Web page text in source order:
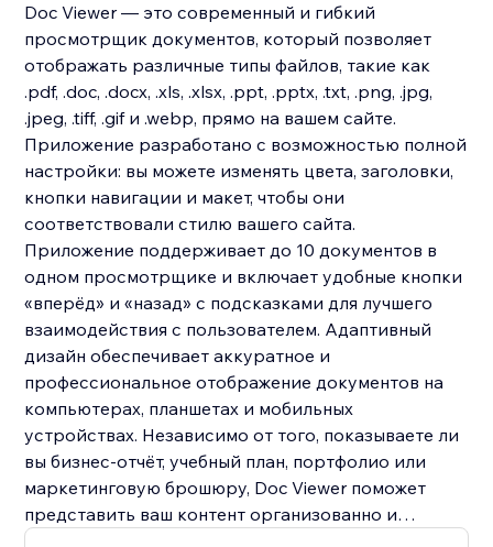
Doc Viewer — это современный и гибкий
просмотрщик документов, который позволяет
отображать различные типы файлов, такие как
.pdf, .doc, .docx, .xls, .xlsx, .ppt, .pptx, .txt, .png, .jpg,
.jpeg, .tiff, .gif и .webp, прямо на вашем сайте.
Приложение разработано с возможностью полной
настройки: вы можете изменять цвета, заголовки,
кнопки навигации и макет, чтобы они
соответствовали стилю вашего сайта.
Приложение поддерживает до 10 документов в
одном просмотрщике и включает удобные кнопки
«вперёд» и «назад» с подсказками для лучшего
взаимодействия с пользователем. Адаптивный
дизайн обеспечивает аккуратное и
профессиональное отображение документов на
компьютерах, планшетах и мобильных
устройствах. Независимо от того, показываете ли
вы бизнес-отчёт, учебный план, портфолио или
маркетинговую брошюру, Doc Viewer поможет
представить ваш контент организованно и